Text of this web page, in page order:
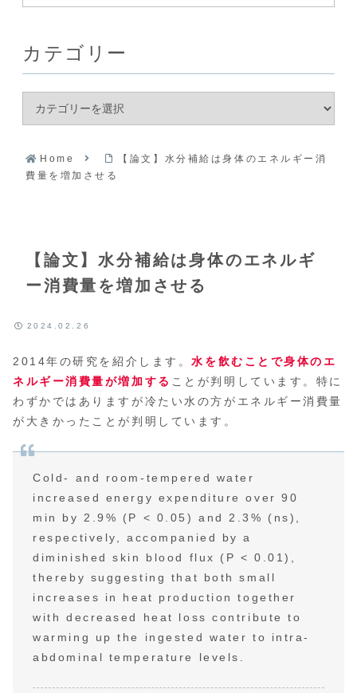
カテゴリー
Home
【論文】水分補給は身体のエネルギー消
費量を増加させる
【論文】水分補給は身体のエネルギ
ー消費量を増加させる
2024.02.26
2014年の研究を紹介します。水を飲むことで身体のエ
ネルギー消費量が増加する ことが判明しています。特に
わずかではありますが冷たい水の方がエネルギー消費量
が大きかったことが判明しています。
Cold- and room-tempered water
increased energy expenditure over 90
min by 2.9% (P < 0.05) and 2.3% (ns),
respectively, accompanied by a
diminished skin blood flux (P < 0.01),
thereby suggesting that both small
increases in heat production together
with decreased heat loss contribute to
warming up the ingested water to intra-
abdominal temperature levels.